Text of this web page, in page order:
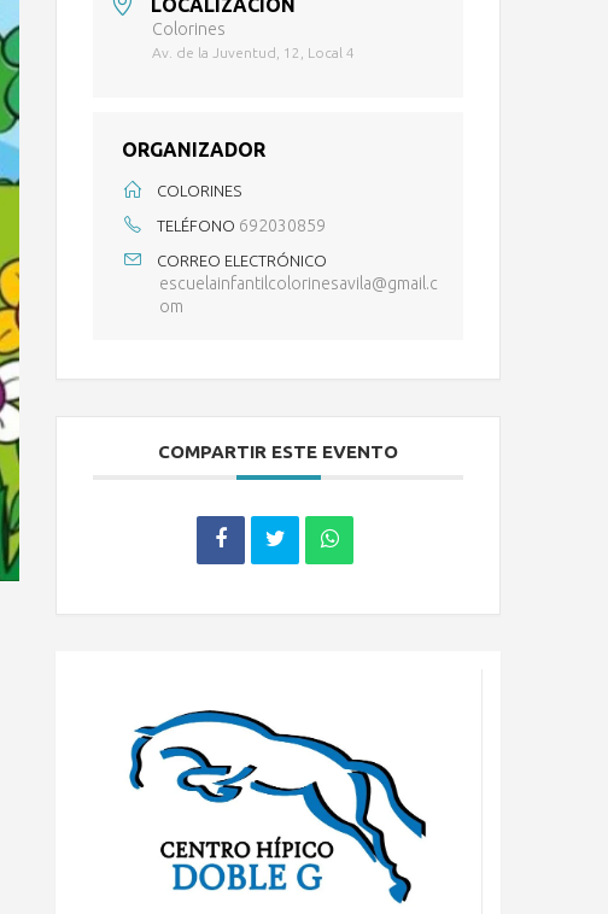
LOCALIZACIÓN
Colorines
Av. de la Juventud, 12, Local 4
ORGANIZADOR
COLORINES
TELÉFONO 692030859
CORREO ELECTRÓNICO
escuelainfantilcolorinesavila@gmail.c
om
COMPARTIR ESTE EVENTO